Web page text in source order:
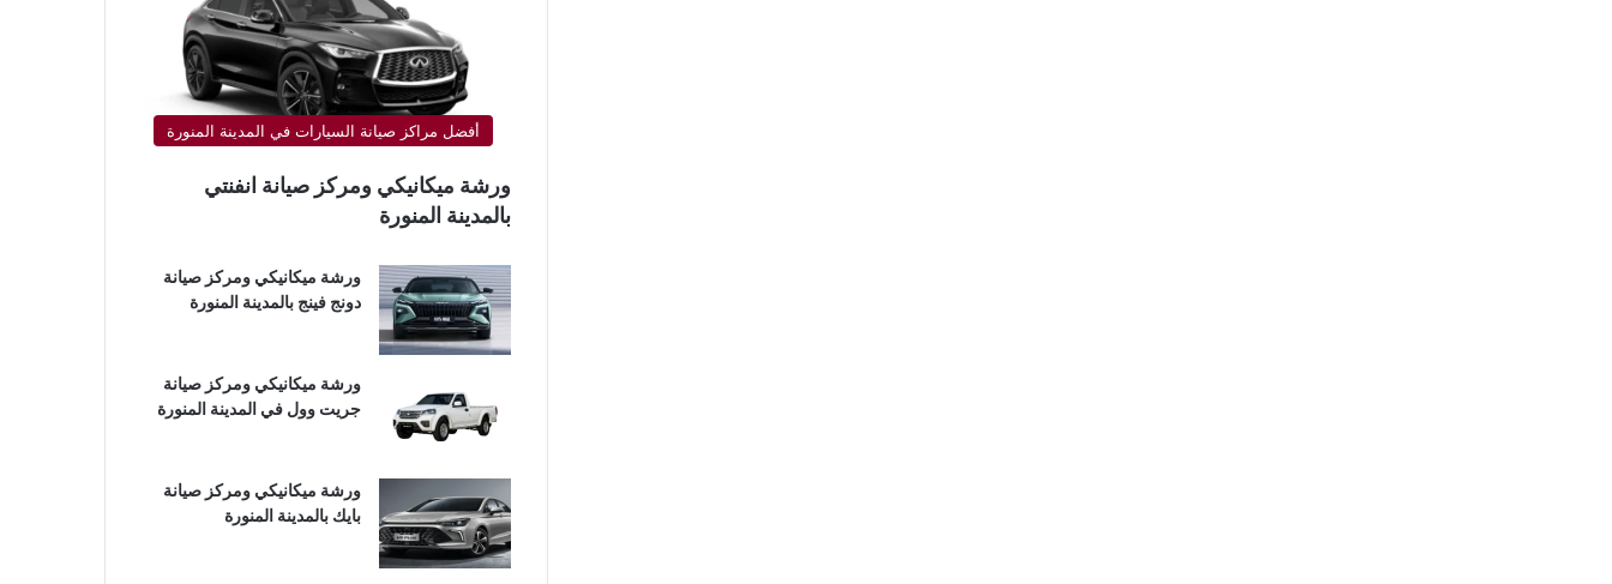
أفضل مراكز صيانة السيارات في المدينة المنورة
ورشة ميكانيكي ومركز صيانة انفنتي
بالمدينة المنورة
ورشة ميكانيكي ومركز صيانة
دونج فينج بالمدينة المنورة
ورشة ميكانيكي ومركز صيانة
جريت وول في المدينة المنورة
ورشة ميكانيكي ومركز صيانة
بايك بالمدينة المنورة